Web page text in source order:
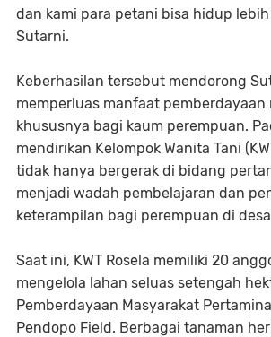
dan kami para petani bisa hidup lebih
Sutarni.
Keberhasilan tersebut mendorong
memperluas manfaat pemberdayaan
khususnya bagi kaum perempuan.
mendirikan Kelompok Wanita Tani
tidak hanya bergerak di bidang
menjadi wadah pembelajaran dan
keterampilan bagi perempuan di
Saat ini, KWT Rosela memiliki 20
mengelola lahan seluas setengah
Pemberdayaan Masyarakat
Pendopo Field. Berbagai tanaman